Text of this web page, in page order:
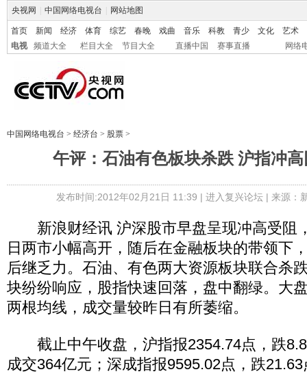
央视网 中国网络电视台 网站地图
首页 新闻 经济 体育 综艺 春晚 戏曲 音乐 科教 青少 文化
艺术
电视
频道大全 栏目大全 节目大全 直播中国 赛事直播 网络
中国网络电视台 > 经济台 > 股票 >
午评：石油有色板块杀跌 沪指冲
发布时间:2012年02月21日 11:39 | 进入复兴论坛| 来源：
新浪财经讯 沪深股市早盘呈现冲高受阻
日两市小幅高开，随后在金融板块的带领下
后继乏力。石油、有色两大资源板块联合杀
块纷纷响应，股指快速回落，盘中翻绿。大
两根均线，成交量较昨日有所萎缩。
截止中午收盘，沪指报2354.74点，跌
成交364亿元；深成指报9595.02点，跌